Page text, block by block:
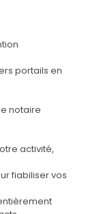
portails en
notaire
activité,
fiabiliser vos